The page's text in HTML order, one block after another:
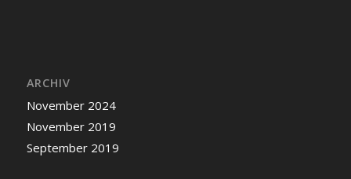
ARCHIV
November 2024
November 2019
September 2019